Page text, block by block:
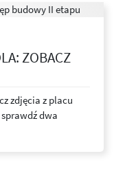
ZOBACZ
zdjęcia z placu
dwa